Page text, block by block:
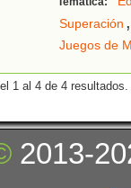
Superación ,
Juegos de
1 al 4 de 4 resultados.
2013-